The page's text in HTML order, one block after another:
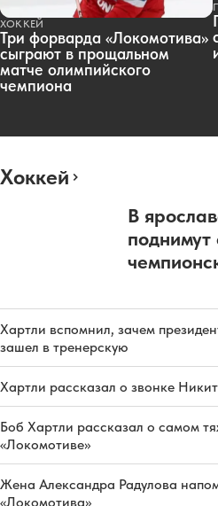
ХОККЕЙ
Три форварда «Локомотива»
сыграют в прощальном
матче олимпийского
чемпиона
Хоккей
В
Хартли вспомнил, зачем
зашел в тренерскую
Хартли рассказал о звонке
Боб Хартли рассказал о самом
«Локомотиве»
Жена Александра Радулова
«Локомотива»